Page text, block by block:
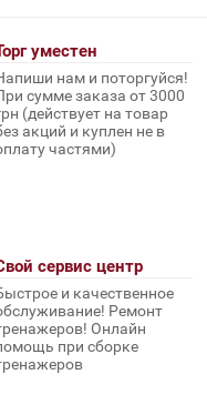
уместен
нам и поторгуйся!
сумме заказа от 3000
(действует на товар
акций и куплен не в
частями)
сервис центр
и качественное
Ремонт
Онлайн
при сборке